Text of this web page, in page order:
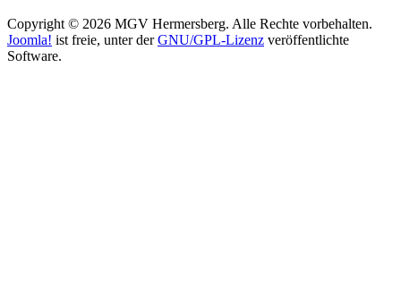
Copyright © 2026 MGV Hermersberg. Alle Rechte vorbehalten.
Joomla! ist freie, unter derGNU/GPL-Lizenz veröffentlichte
Software.